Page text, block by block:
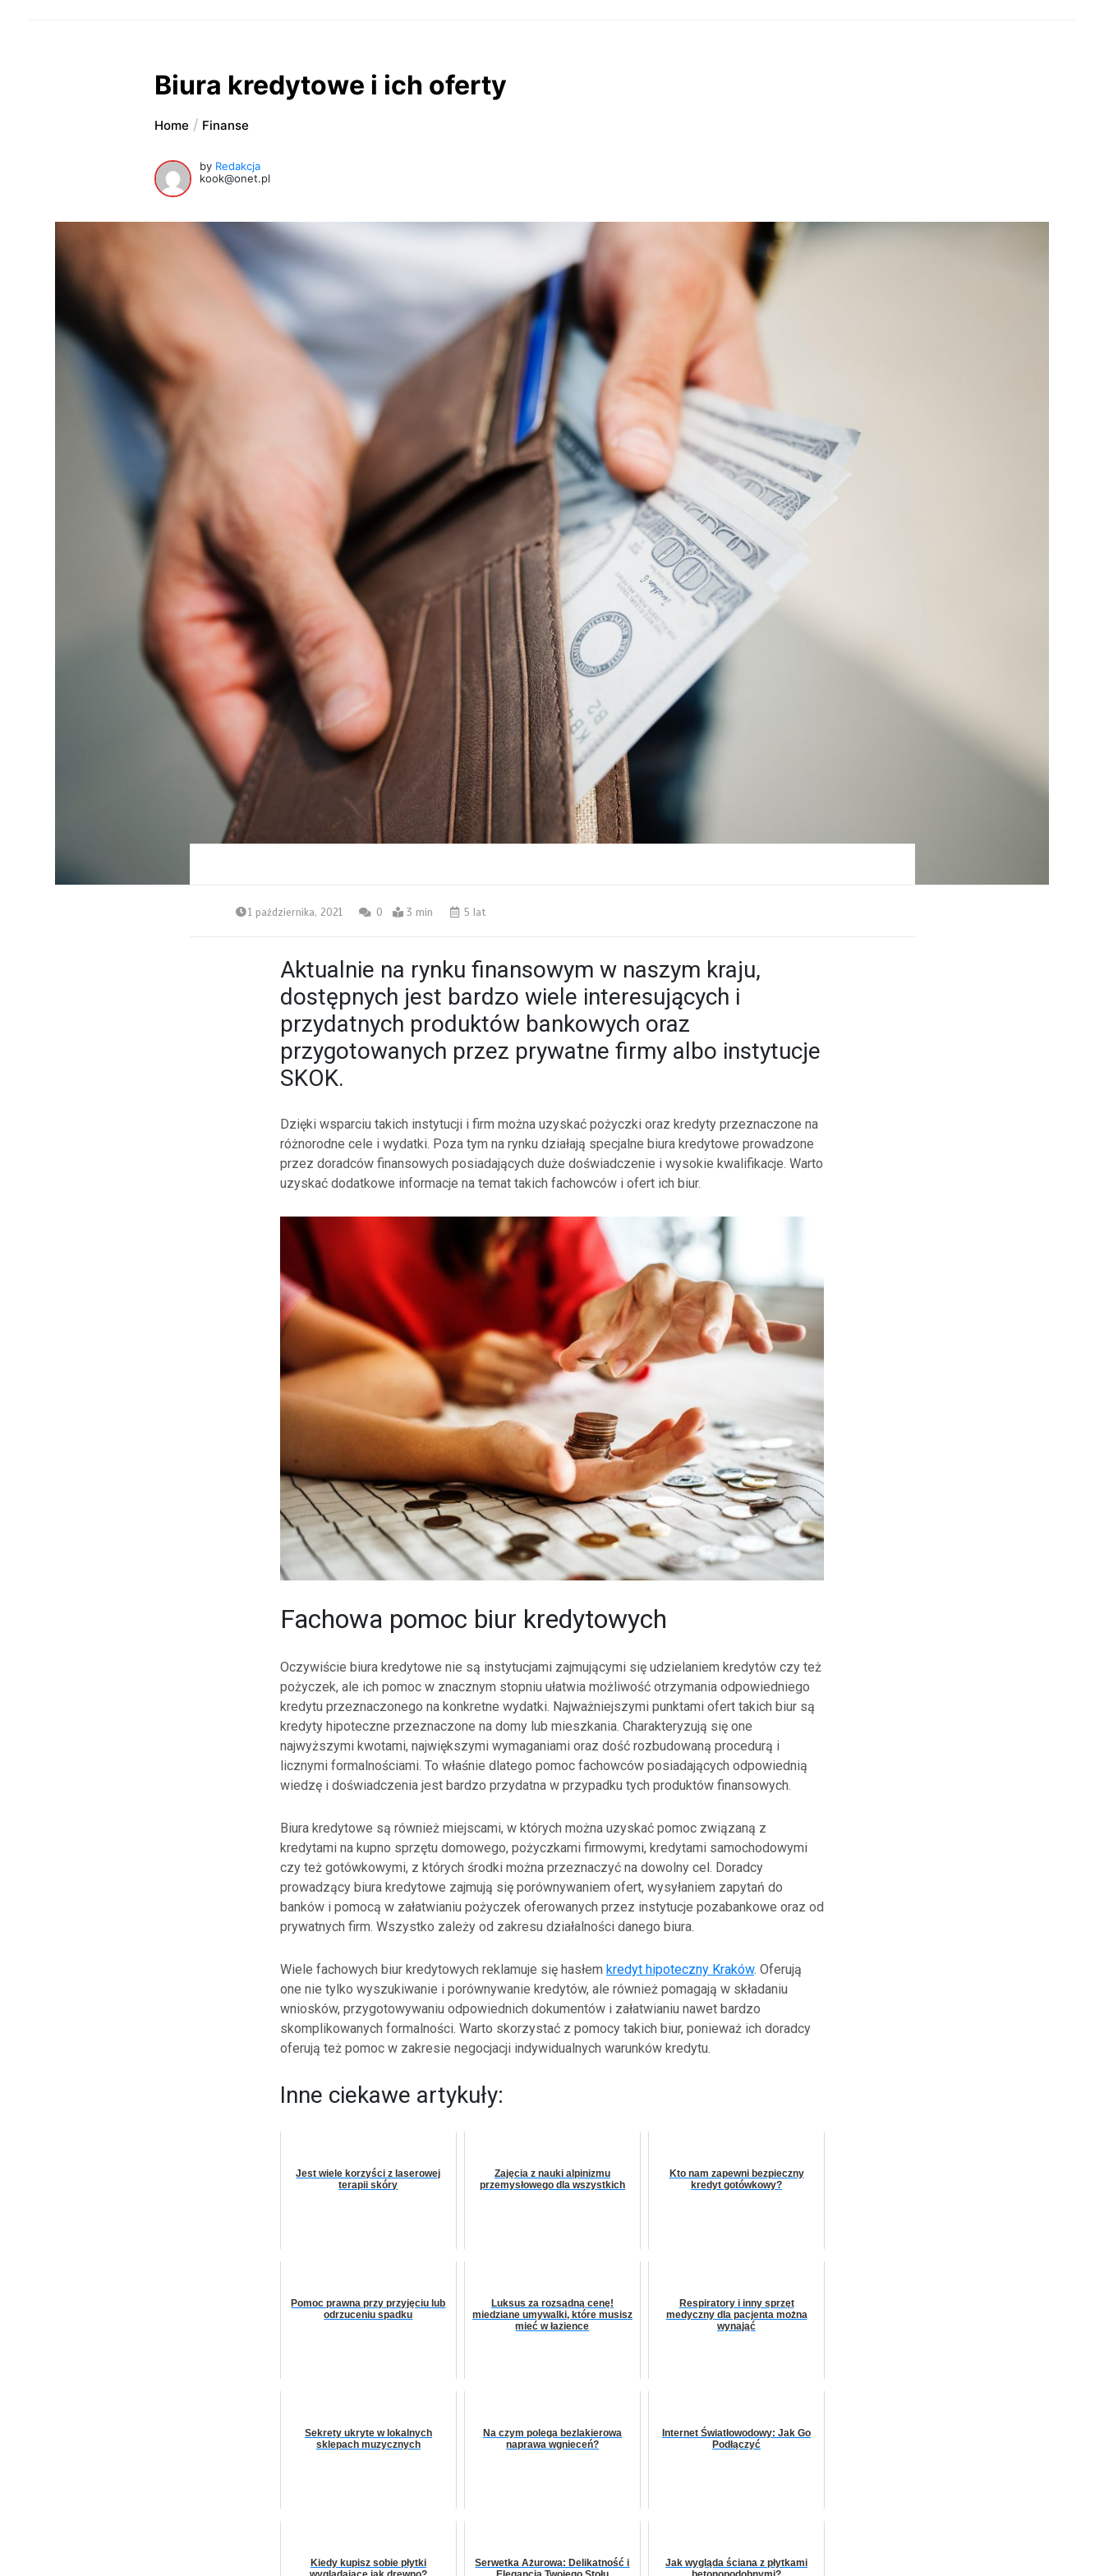
Biura kredytowe i ich oferty
Home Finanse
by Redakcja
kook@onet.pl
1 października, 2021 0 3 min 5 lat
Aktualnie na rynku finansowym w naszym kraju,
dostępnych jest bardzo wiele interesujących i
przydatnych produktów bankowych oraz
przygotowanych przez prywatne firmy albo instytucje
SKOK.
Dzięki wsparciu takich instytucji i firm można uzyskać pożyczki oraz kredyty przeznaczone na
różnorodne cele i wydatki. Poza tym na rynku działają specjalne biura kredytowe prowadzone
przez doradców finansowych posiadających duże doświadczenie i wysokie kwalifikacje. Warto
uzyskać dodatkowe informacje na temat takich fachowców i ofert ich biur.
Fachowa pomoc biur kredytowych
Oczywiście biura kredytowe nie są instytucjami zajmującymi się udzielaniem kredytów czy też
pożyczek, ale ich pomoc w znacznym stopniu ułatwia możliwość otrzymania odpowiedniego
kredytu przeznaczonego na konkretne wydatki. Najważniejszymi punktami ofert takich biur są
kredyty hipoteczne przeznaczone na domy lub mieszkania. Charakteryzują się one
najwyższymi kwotami, największymi wymaganiami oraz dość rozbudowaną procedurą i
licznymi formalnościami. To właśnie dlatego pomoc fachowców posiadających odpowiednią
wiedzę i doświadczenia jest bardzo przydatna w przypadku tych produktów finansowych.
Biura kredytowe są również miejscami, w których można uzyskać pomoc związaną z
kredytami na kupno sprzętu domowego, pożyczkami firmowymi, kredytami samochodowymi
czy też gotówkowymi, z których środki można przeznaczyć na dowolny cel. Doradcy
prowadzący biura kredytowe zajmują się porównywaniem ofert, wysyłaniem zapytań do
banków i pomocą w załatwianiu pożyczek oferowanych przez instytucje pozabankowe oraz od
prywatnych firm. Wszystko zależy od zakresu działalności danego biura.
Wiele fachowych biur kredytowych reklamuje się hasłem kredyt hipoteczny Kraków. Oferują
one nie tylko wyszukiwanie i porównywanie kredytów, ale również pomagają w składaniu
wniosków, przygotowywaniu odpowiednich dokumentów i załatwianiu nawet bardzo
skomplikowanych formalności. Warto skorzystać z pomocy takich biur, ponieważ ich doradcy
oferują też pomoc w zakresie negocjacji indywidualnych warunków kredytu.
Inne ciekawe artykuły:
Jest wiele korzyści z laserowej
terapii skóry
Zajęcia z nauki alpinizmu
przemysłowego dla wszystkich
Kto nam zapewni bezpieczny
kredyt gotówkowy?
Pomoc prawna przy przyjęciu lub
odrzuceniu spadku
Luksus za rozsądną cenę!
miedziane umywalki, które musisz
mieć w łazience
Respiratory i inny sprzęt
medyczny dla pacjenta można
wynająć
Sekrety ukryte w lokalnych
sklepach muzycznych
Na czym polega bezlakierowa
naprawa wgnieceń?
Internet Światłowodowy: Jak Go
Podłączyć
Kiedy kupisz sobie płytki
Serwetka Ażurowa: Delikatność i
Jak wygląda ściana z płytkami